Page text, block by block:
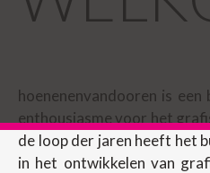
hoenenenvandooren is
enthousiasme voor het
de loop der jaren heeft het
in het ontwikkelen van